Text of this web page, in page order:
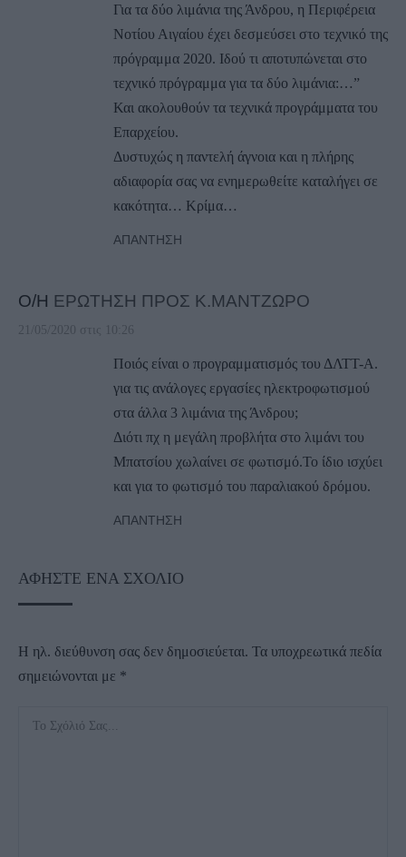
Για τα δύο λιμάνια της Άνδρου, η Περιφέρεια
Νοτίου Αιγαίου έχει δεσμεύσει στο τεχνικό της
πρόγραμμα 2020. Ιδού τι αποτυπώνεται στο
τεχνικό πρόγραμμα για τα δύο λιμάνια:…”
Και ακολουθούν τα τεχνικά προγράμματα του
Επαρχείου.
Δυστυχώς η παντελή άγνοια και η πλήρης
αδιαφορία σας να ενημερωθείτε καταλήγει σε
κακότητα… Κρίμα…
ΑΠΆΝΤΗΣΗ
Ο/Η EΡΩΤΗΣΗ ΠΡΟΣ Κ.ΜΑΝΤΖΩΡΟ
21/05/2020 στις 10:26
Ποιός είναι ο προγραμματισμός του ΔΛΤΤ-Α.
για τις ανάλογες εργασίες ηλεκτροφωτισμού
στα άλλα 3 λιμάνια της Άνδρου;
Διότι πχ η μεγάλη προβλήτα στο λιμάνι του
Μπατσίου χωλαίνει σε φωτισμό.Το ίδιο ισχύει
και για το φωτισμό του παραλιακού δρόμου.
ΑΠΆΝΤΗΣΗ
ΑΦΉΣΤΕ ΈΝΑ ΣΧΌΛΙΟ
Η ηλ. διεύθυνση σας δεν δημοσιεύεται. Τα υποχρεωτικά πεδία
σημειώνονται με *